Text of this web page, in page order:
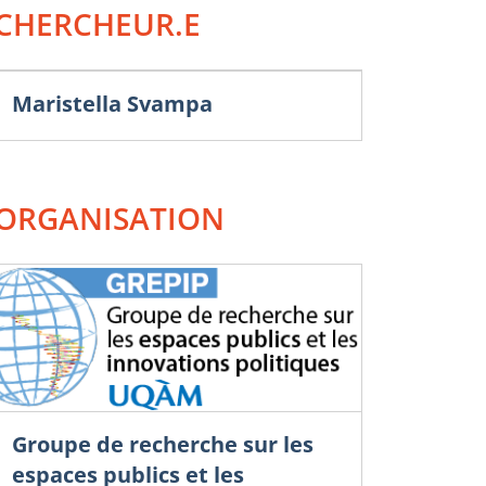
Maristella Svampa
Groupe de recherche sur les
espaces publics et les